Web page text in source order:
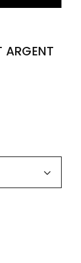
ARGENT